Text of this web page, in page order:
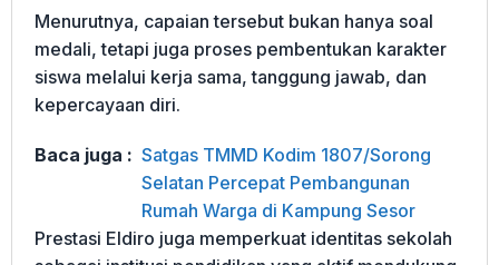
Menurutnya, capaian tersebut bukan hanya soal
medali, tetapi juga proses pembentukan karakter
siswa melalui kerja sama, tanggung jawab, dan
kepercayaan diri.
Baca juga : Satgas TMMD Kodim 1807/Sorong
Selatan Percepat Pembangunan
Rumah Warga di Kampung Sesor
Prestasi Eldiro juga memperkuat identitas sekolah